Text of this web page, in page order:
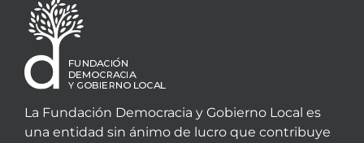
La Fundación Democracia y Gobierno Local es
una entidad sin ánimo de lucro que contribuye